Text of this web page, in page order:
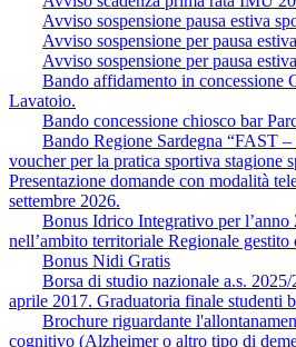
Avviso sospensione pausa estiva
Avviso sospensione per pausa
Avviso sospensione per pausa
Bando affidamento in concessione
Lavatoio.
Bando concessione chiosco bar
Bando Regione Sardegna “FAST
voucher per la pratica sportiva stagione
Presentazione domande con modalità
settembre 2026.
Bonus Idrico Integrativo per l’anno
nell’ambito territoriale Regionale gestito
Bonus Nidi Gratis
Borsa di studio nazionale a.s.
aprile 2017. Graduatoria finale studenti
Brochure riguardante
cognitivo (Alzheimer o altro tipo di